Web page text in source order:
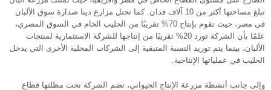
تبلغ مساحتها أكثر من 10 آلاف فدان. كما تحتل مزارع دينا صدارة سوق الألبان
في مصر، حيث تقوم بإنتاج 70% تقريبًا من الحليب الخام في السوق المصري،
علمًا بأن الشركة تورد 20% تقريبًا من إنتاجها للشركة الاستثمارية لمنتجات
الألبان، بينما يتم توريد النسبة المتبقية إلى الشركات المحلية الأخرى التي يدخل
الحليب في عملياتها الإنتاجية.
وإلى جانب أنشطة مزرعة الإنتاج الحيواني، تضم الشركة تحت مظلتها قطاع